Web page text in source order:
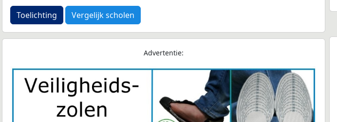
Toelichting Vergelijk scholen
Advertentie: